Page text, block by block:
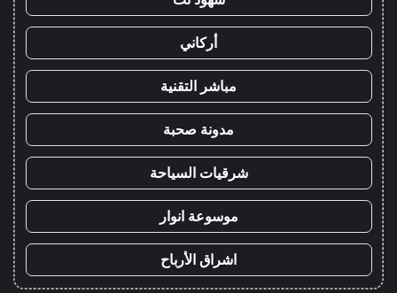
أركاني
مباشر التقنية
مدونة صحبة
شرقيات السياحة
موسوعة انوار
اشراق الأرباح